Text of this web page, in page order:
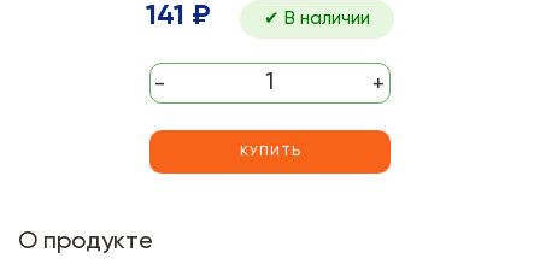
141 ₽ ✔ В наличии
- +
КУПИТЬ
О продукте